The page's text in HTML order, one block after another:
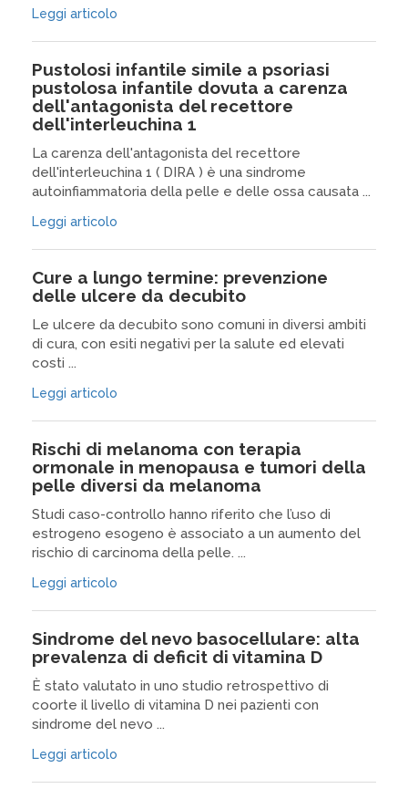
Leggi articolo
Pustolosi infantile simile a psoriasi
pustolosa infantile dovuta a carenza
dell'antagonista del recettore
dell'interleuchina 1
La carenza dell'antagonista del recettore
dell'interleuchina 1 ( DIRA ) è una sindrome
autoinfiammatoria della pelle e delle ossa causata ...
Leggi articolo
Cure a lungo termine: prevenzione
delle ulcere da decubito
Le ulcere da decubito sono comuni in diversi ambiti
di cura, con esiti negativi per la salute ed elevati
costi ...
Leggi articolo
Rischi di melanoma con terapia
ormonale in menopausa e tumori della
pelle diversi da melanoma
Studi caso-controllo hanno riferito che l’uso di
estrogeno esogeno è associato a un aumento del
rischio di carcinoma della pelle. ...
Leggi articolo
Sindrome del nevo basocellulare: alta
prevalenza di deficit di vitamina D
È stato valutato in uno studio retrospettivo di
coorte il livello di vitamina D nei pazienti con
sindrome del nevo ...
Leggi articolo